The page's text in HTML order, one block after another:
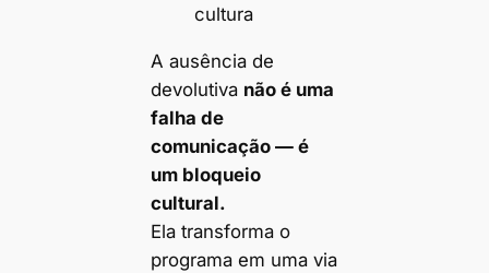
cultura
A ausência de
devolutiva não é uma
falha de
comunicação — é
um bloqueio
cultural.
Ela transforma o
programa em uma via